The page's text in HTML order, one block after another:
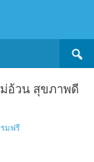
อ้วน สุขภาพดี
มฟรี